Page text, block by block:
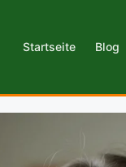
Startseite Blog